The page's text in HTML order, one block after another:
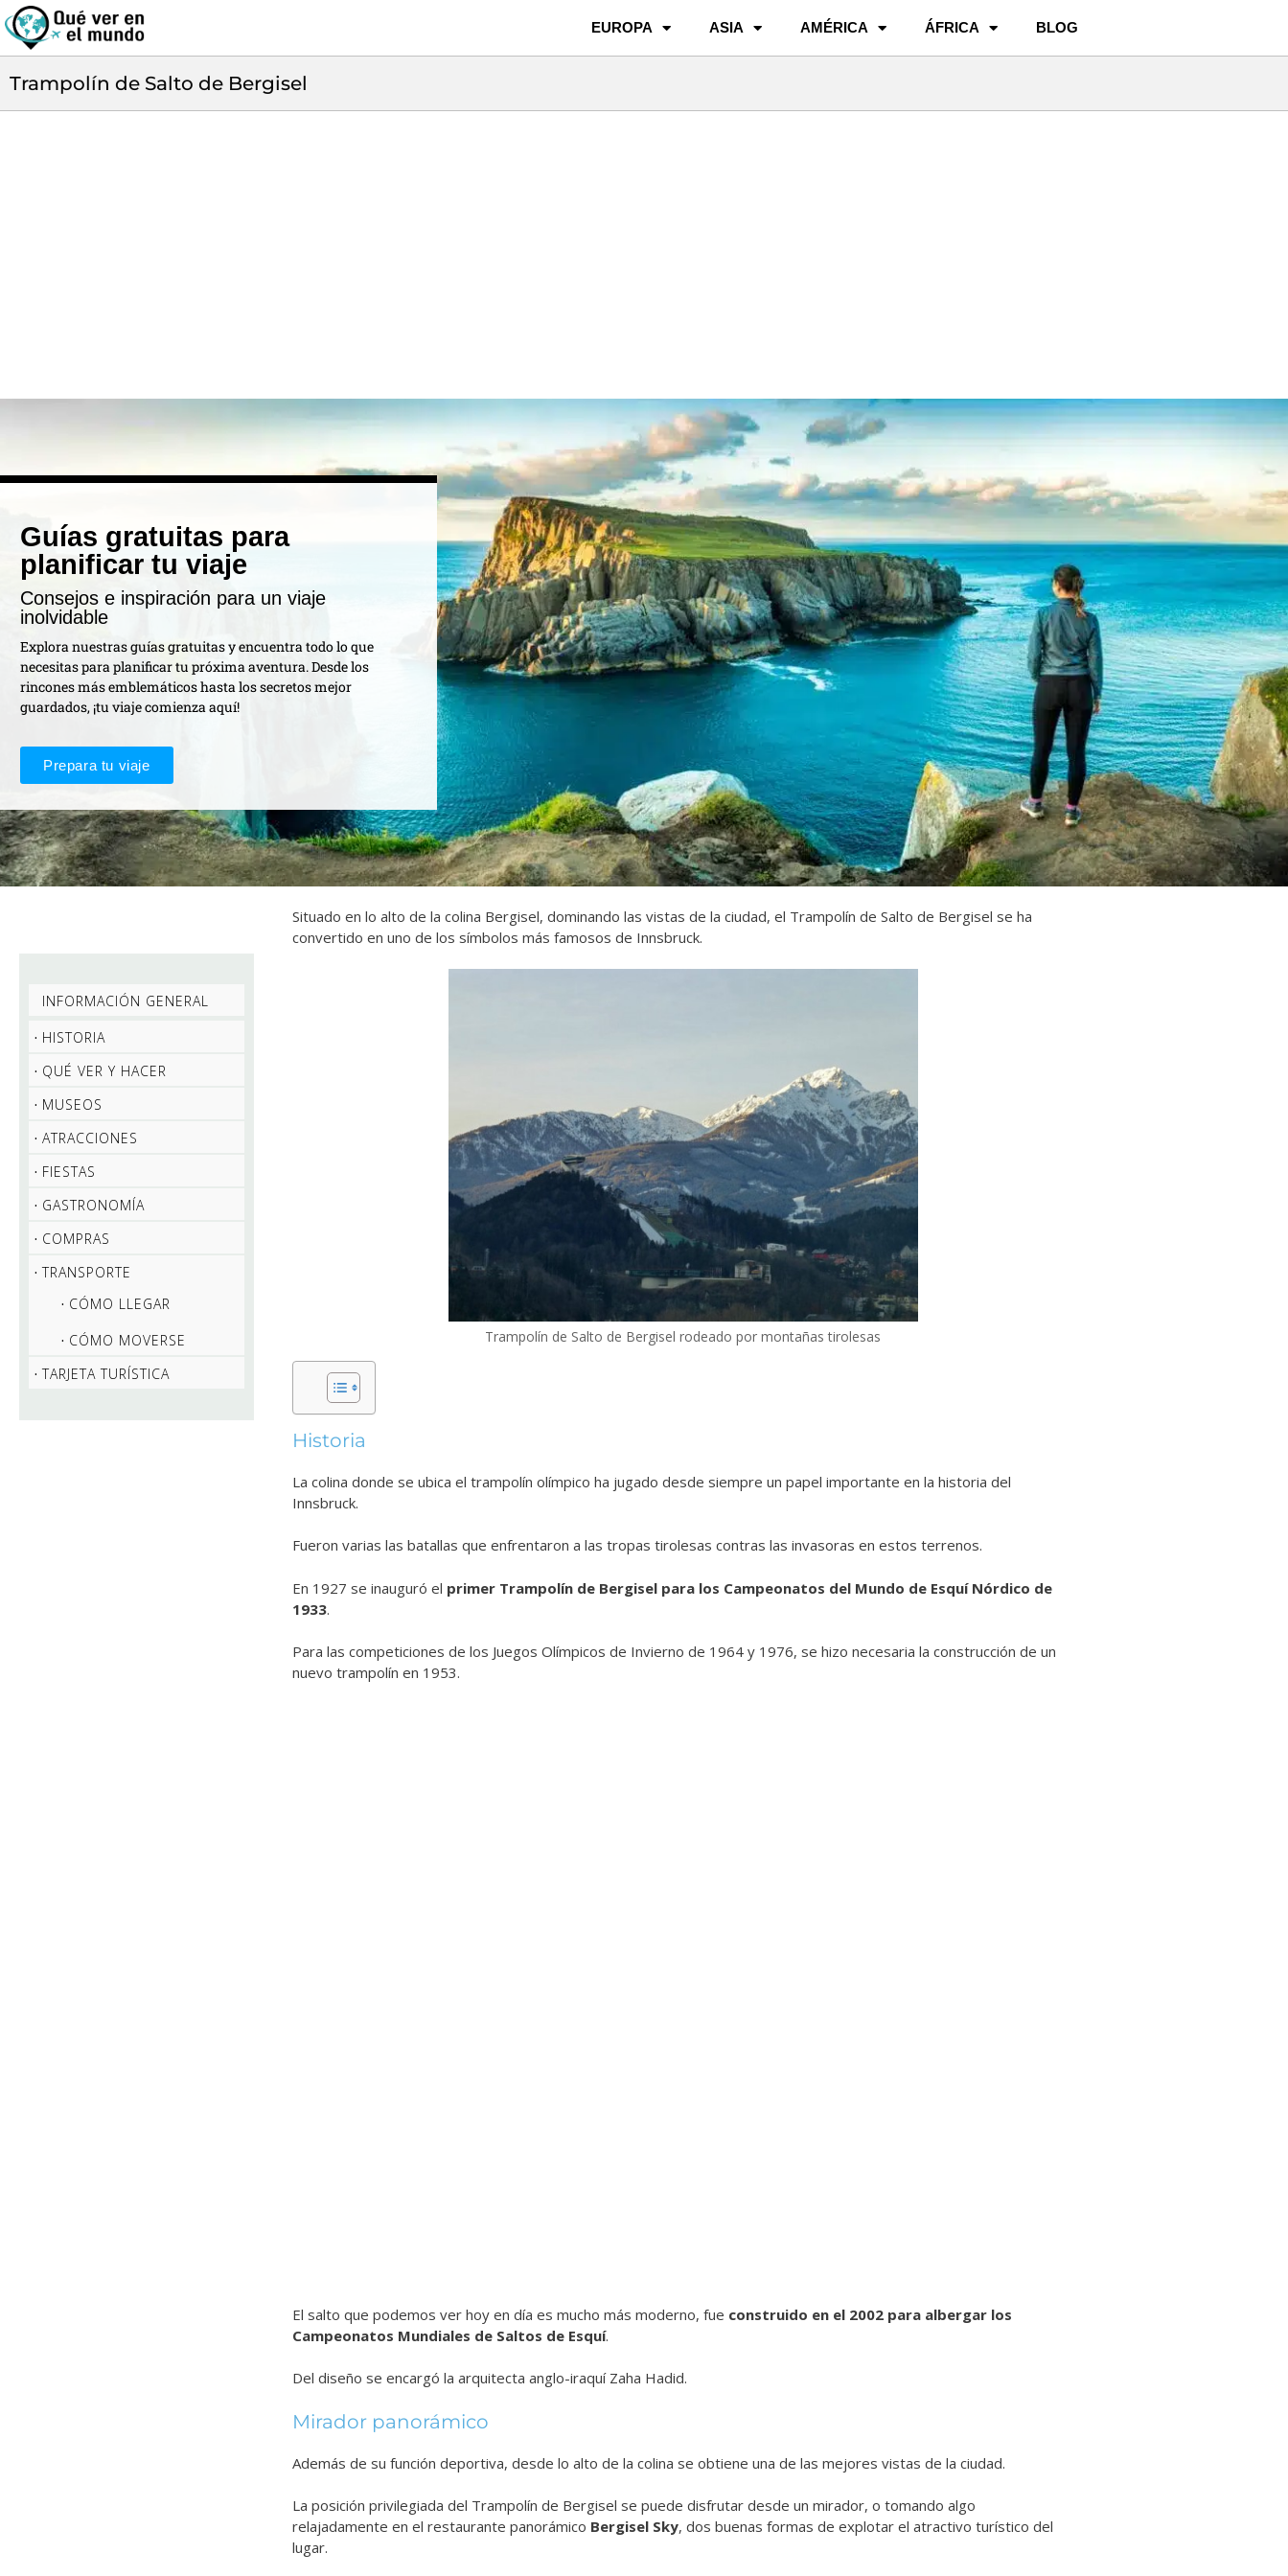
EUROPA ASIA AMÉRICA ÁFRICA BLOG
Trampolín de Salto de Bergisel
Guías gratuitas para
planificar tu viaje
Consejos e inspiración para un viaje
inolvidable
Explora nuestras guías gratuitas y encuentra todo lo que
necesitas para planificar tu próxima aventura. Desde los
rincones más emblemáticos hasta los secretos mejor
guardados, ¡tu viaje comienza aquí!
Prepara tu viaje
INFORMACIÓN GENERAL
HISTORIA
QUÉ VER Y HACER
MUSEOS
ATRACCIONES
FIESTAS
GASTRONOMÍA
COMPRAS
TRANSPORTE
CÓMO LLEGAR
CÓMO MOVERSE
TARJETA TURÍSTICA
Situado en lo alto de la colina Bergisel, dominando las vistas de la ciudad, el Trampolín de Salto de Bergisel se ha
convertido en uno de los símbolos más famosos de Innsbruck.
Trampolín de Salto de Bergisel rodeado por montañas tirolesas
Historia
La colina donde se ubica el trampolín olímpico ha jugado desde siempre un papel importante en la historia del
Innsbruck.
Fueron varias las batallas que enfrentaron a las tropas tirolesas contras las invasoras en estos terrenos.
En 1927 se inauguró el primer Trampolín de Bergisel para los Campeonatos del Mundo de Esquí Nórdico de
1933.
Para las competiciones de los Juegos Olímpicos de Invierno de 1964 y 1976, se hizo necesaria la construcción de un
nuevo trampolín en 1953.
El salto que podemos ver hoy en día es mucho más moderno, fue construido en el 2002 para albergar los
Campeonatos Mundiales de Saltos de Esquí.
Del diseño se encargó la arquitecta anglo-iraquí Zaha Hadid.
Mirador panorámico
Además de su función deportiva, desde lo alto de la colina se obtiene una de las mejores vistas de la ciudad.
La posición privilegiada del Trampolín de Bergisel se puede disfrutar desde un mirador, o tomando algo
relajadamente en el restaurante panorámico Bergisel Sky, dos buenas formas de explotar el atractivo turístico del
lugar.